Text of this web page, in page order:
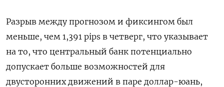
Разрыв между прогнозом и фиксингом был
меньше, чем 1,391 pips в четверг, что указывает
на то, что центральный банк потенциально
допускает больше возможностей для
двусторонних движений в паре доллар-юань,